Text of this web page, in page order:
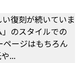
復刻が続いていま
のスタイルでの
ページはもちろん
...